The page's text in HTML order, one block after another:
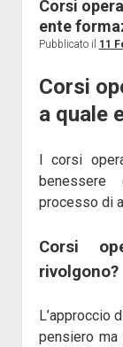
Corsi
ente
Pubblicato il 11
Corsi
a quale
I corsi
processo di
Corsi
rivolgono?
L’approccio
pensiero